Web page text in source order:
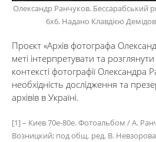
Олександр Ранчуков. Бессарабський
6х6. Надано Клавдією
Проєкт «Архів фотографа
меті інтерпретувати та
контексті фотографії Олександра
необхідність дослідження та
архівів в Україні.
[1]– Киев 70е-80е. Фотоальбом / А.
Возницкий; под общ. ред. В.